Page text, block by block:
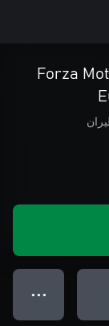
Forza
● ● ●